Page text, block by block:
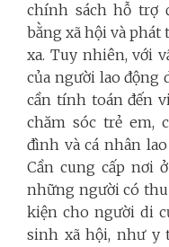
chính sách hỗ trợ
bằng xã hội và phát
xa. Tuy nhiên, với
của người lao động
cần tính toán đến
chăm sóc trẻ em,
đình và cá nhân
Cần cung cấp nơi
những người có
kiện cho người di
sinh xã hội, như y